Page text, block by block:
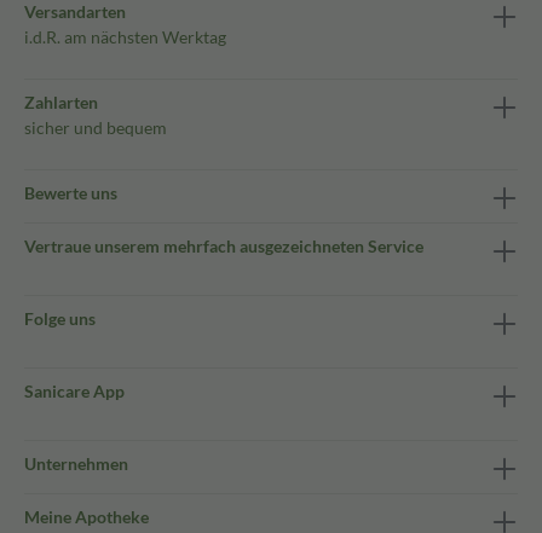
Versandarten
i.d.R. am nächsten Werktag
Zahlarten
sicher und bequem
Bewerte uns
Vertraue unserem mehrfach ausgezeichneten Service
Folge uns
Sanicare App
Unternehmen
Meine Apotheke